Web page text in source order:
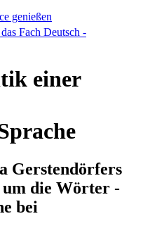
genießen
Fach Deutsch -
einer
Gerstendörfers
die Wörter -
bei